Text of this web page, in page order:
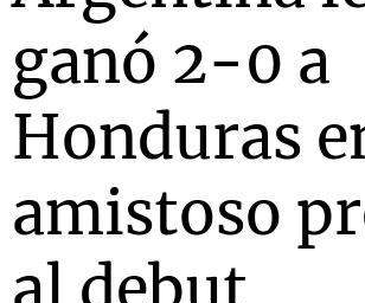
ganó 2-0 a
Honduras
amistoso